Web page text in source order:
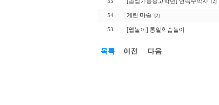
55 [2]
54 계란 마술 [2]
53 [웹놀이] 통일학습놀이